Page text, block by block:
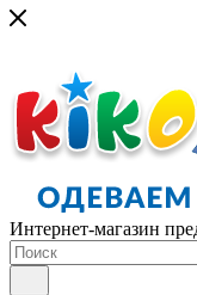
Интернет-магазин